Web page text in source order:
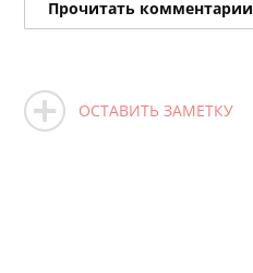
Прочитать комментарии
ОСТАВИТЬ ЗАМЕТКУ